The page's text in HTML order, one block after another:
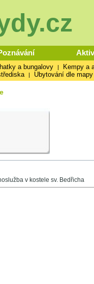
a bungalovy | Kempy a
| Ubytování dle mapy
v kostele sv. Bedřicha